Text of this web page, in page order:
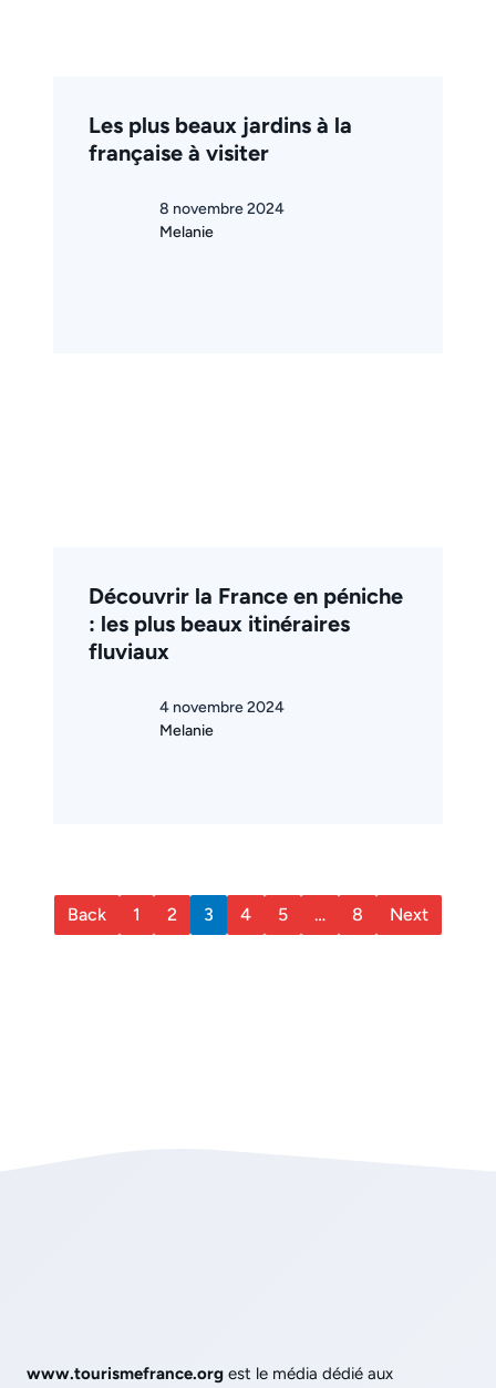
Les plus beaux jardins à la
française à visiter
8 novembre 2024
Melanie
Découvrir la France en péniche
: les plus beaux itinéraires
fluviaux
4 novembre 2024
Melanie
Back 1 2 3 4 5 … 8 Next
www.tourismefrance.org est le média dédié aux